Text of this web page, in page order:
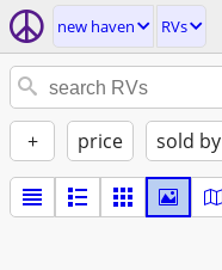
new haven RVs
+ price sold by